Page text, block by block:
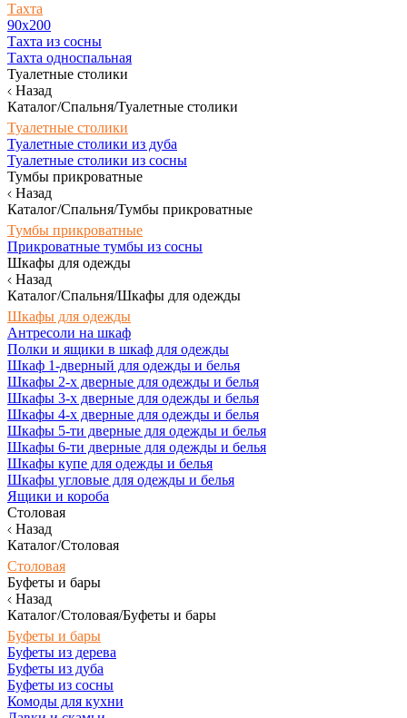
Тахта
90х200
Тахта из сосны
Тахта односпальная
Туалетные столики
Назад
Каталог/Спальня/Туалетные столики
Туалетные столики
Туалетные столики из дуба
Туалетные столики из сосны
Тумбы прикроватные
Назад
Каталог/Спальня/Тумбы прикроватные
Тумбы прикроватные
Прикроватные тумбы из сосны
Шкафы для одежды
Назад
Каталог/Спальня/Шкафы для одежды
Шкафы для одежды
Антресоли на шкаф
Полки и ящики в шкаф для одежды
Шкаф 1-дверный для одежды и белья
Шкафы 2-х дверные для одежды и белья
Шкафы 3-х дверные для одежды и белья
Шкафы 4-х дверные для одежды и белья
Шкафы 5-ти дверные для одежды и белья
Шкафы 6-ти дверные для одежды и белья
Шкафы купе для одежды и белья
Шкафы угловые для одежды и белья
Ящики и короба
Столовая
Назад
Каталог/Столовая
Столовая
Буфеты и бары
Назад
Каталог/Столовая/Буфеты и бары
Буфеты и бары
Буфеты из дерева
Буфеты из дуба
Буфеты из сосны
Комоды для кухни